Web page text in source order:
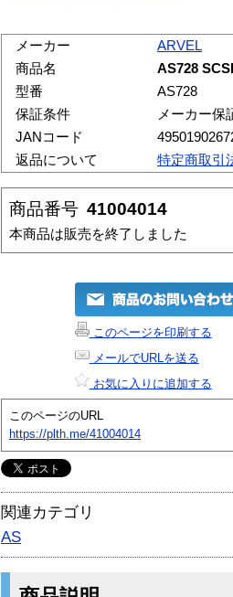
メーカー
ARVEL
商品名
AS728
型番
AS728
保証条件
メーカー保
JANコード
返品について
特定商取引
商品番号 41004014
本商品は販売を終了しました
このページを印刷する
メールでURLを送る
お気に入りに追加する
このページのURL
https://plth.me/41004014
関連カテゴリ
AS